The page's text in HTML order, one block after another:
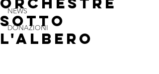
NEWS
DONAZIONI
SOTTO
L'ALBERO